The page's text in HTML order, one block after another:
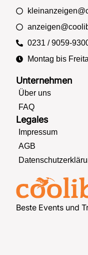
Beste Events und
Unternehmen
Über uns
FAQ
Legales
Impressum
AGB
0231 / 9059-
Montag bis